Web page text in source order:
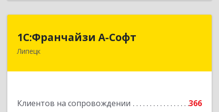
1С:Франчайзи А-Софт
Липецк
Клиентов на сопровождении
366
1С:Франчайзи А-Софт
398059, Липецкая обл, Липецк г, Фрунзе ул,